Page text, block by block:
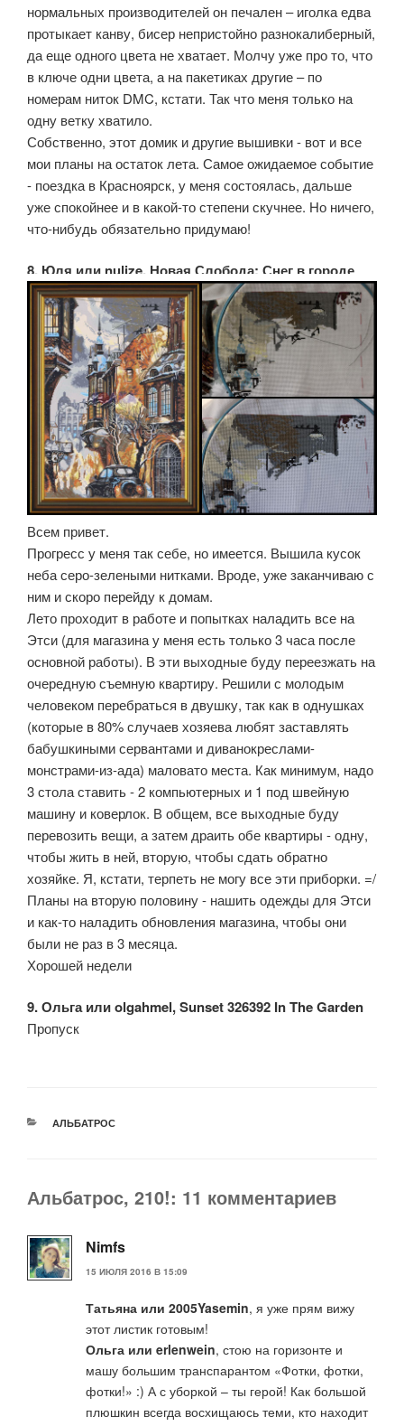
нормальных производителей он печален – иголка едва
протыкает канву, бисер непристойно разнокалиберный,
да еще одного цвета не хватает. Молчу уже про то, что
в ключе одни цвета, а на пакетиках другие – по
номерам ниток DMC, кстати. Так что меня только на
одну ветку хватило.
Собственно, этот домик и другие вышивки - вот и все
мои планы на остаток лета. Самое ожидаемое событие
- поездка в Красноярск, у меня состоялась, дальше
уже спокойнее и в какой-то степени скучнее. Но ничего,
что-нибудь обязательно придумаю!
8. Юля или nulize, Новая Слобода: Снег в городе
Всем привет.
Прогресс у меня так себе, но имеется. Вышила кусок
неба серо-зелеными нитками. Вроде, уже заканчиваю с
ним и скоро перейду к домам.
Лето проходит в работе и попытках наладить все на
Этси (для магазина у меня есть только 3 часа после
основной работы). В эти выходные буду переезжать на
очередную съемную квартиру. Решили с молодым
человеком перебраться в двушку, так как в однушках
(которые в 80% случаев хозяева любят заставлять
бабушкиными сервантами и диванокреслами-
монстрами-из-ада) маловато места. Как минимум, надо
3 стола ставить - 2 компьютерных и 1 под швейную
машину и коверлок. В общем, все выходные буду
перевозить вещи, а затем драить обе квартиры - одну,
чтобы жить в ней, вторую, чтобы сдать обратно
хозяйке. Я, кстати, терпеть не могу все эти приборки. =/
Планы на вторую половину - нашить одежды для Этси
и как-то наладить обновления магазина, чтобы они
были не раз в 3 месяца.
Хорошей недели
9. Ольга или olgahmel, Sunset 326392 In The Garden
Пропуск
РУБРИКИ
АЛЬБАТРОС
Альбатрос, 210!: 11 комментариев
Nimfs
15 ИЮЛЯ 2016 В 15:09
Татьяна или 2005Yasemin, я уже прям вижу
этот листик готовым!
Ольга или erlenwein, стою на горизонте и
машу большим транспарантом «Фотки, фотки,
фотки!» :) А с уборкой – ты герой! Как большой
плюшкин всегда восхищаюсь теми, кто находит